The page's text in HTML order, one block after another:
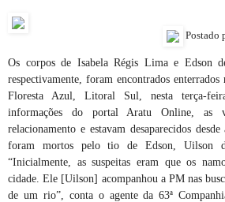
Postado
Os corpos de Isabela Régis Lima e Edson
respectivamente, foram encontrados
Floresta Azul, Litoral Sul, nesta terça-
informações do portal Aratu Online, as
relacionamento e estavam desaparecidos
foram mortos pelo tio de Edson, Uilson
“Inicialmente, as suspeitas eram que os
cidade. Ele [Uilson] acompanhou a PM nas
de um rio”, conta o agente da 63ª